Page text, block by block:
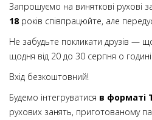
Запрошуємо на виняткові рухові
18 років співпрацюйте, але
Не забудьте покликати друзів —
щодня від 20 до 30 серпня о
Вхід безкоштовний!
Будемо інтегруватися в форматі
рухових занять, приготованому